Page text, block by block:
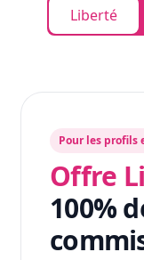
Liberté
Pour les profils
Offre
100%